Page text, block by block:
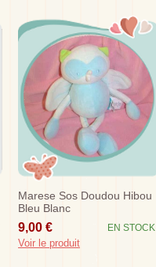
Marese Sos Doudou Hibou
Bleu Blanc
9,00 € EN STOCK
Voir le produit